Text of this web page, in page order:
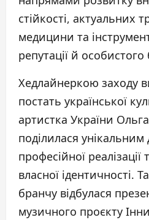
стійкості, актуальних
медицини та
репутації й особистого
Хедлайнеркою заходу
постать української
артистка України
поділилася унікальним
професійної
власної ідентичності.
бранчу відбулася
музичного проєкту